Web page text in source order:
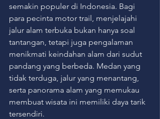
semakin populer di Indonesia. Bagi
para pecinta motor trail, menjelajahi
jalur alam terbuka bukan hanya soal
tantangan, tetapi juga pengalaman
menikmati keindahan alam dari sudut
pandang yang berbeda. Medan yang
tidak terduga, jalur yang menantang,
serta panorama alam yang memukau
membuat wisata ini memiliki daya tarik
tersendiri.